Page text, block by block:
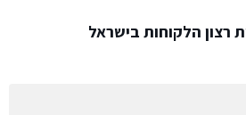
רצון הלקוחות בישראל